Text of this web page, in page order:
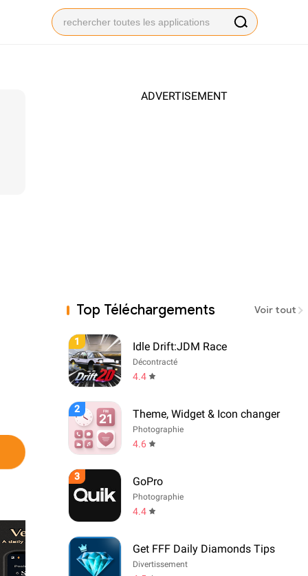
ADVERTISEMENT
Top Téléchargements Voir tout
1 Idle Drift:JDM Race
Décontracté
4.4
2 Theme, Widget & Icon changer
Photographie
4.6
3 GoPro
Photographie
4.4
Get FFF Daily Diamonds Tips
Divertissement